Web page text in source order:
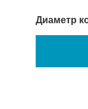
Диаметр